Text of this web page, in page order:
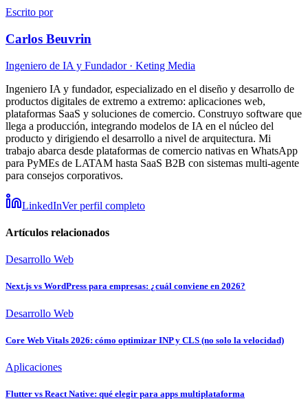
Escrito por
Carlos Beuvrin
Ingeniero de IA y Fundador· Keting Media
Ingeniero IA y fundador, especializado en el diseño y desarrollo de
productos digitales de extremo a extremo: aplicaciones web,
plataformas SaaS y soluciones de comercio. Construyo software que
llega a producción, integrando modelos de IA en el núcleo del
producto y dirigiendo el desarrollo a nivel de arquitectura. Mi
trabajo abarca desde plataformas de comercio nativas en WhatsApp
para PyMEs de LATAM hasta SaaS B2B con sistemas multi-agente
para consejos corporativos.
LinkedInVer perfil completo
Artículos relacionados
Desarrollo Web
Next.js vs WordPress para empresas: ¿cuál conviene en 2026?
Desarrollo Web
Core Web Vitals 2026: cómo optimizar INP y CLS (no solo la velocidad)
Aplicaciones
Flutter vs React Native: qué elegir para apps multiplataforma